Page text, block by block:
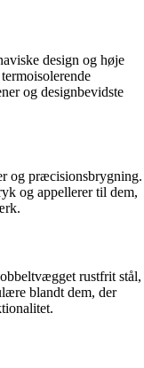
design og høje
og designbevidste
og præcisionsbrygning.
og appellerer til dem,
rustfrit stål,
blandt dem, der